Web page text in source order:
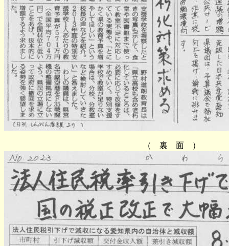
（ 裏 面 ）